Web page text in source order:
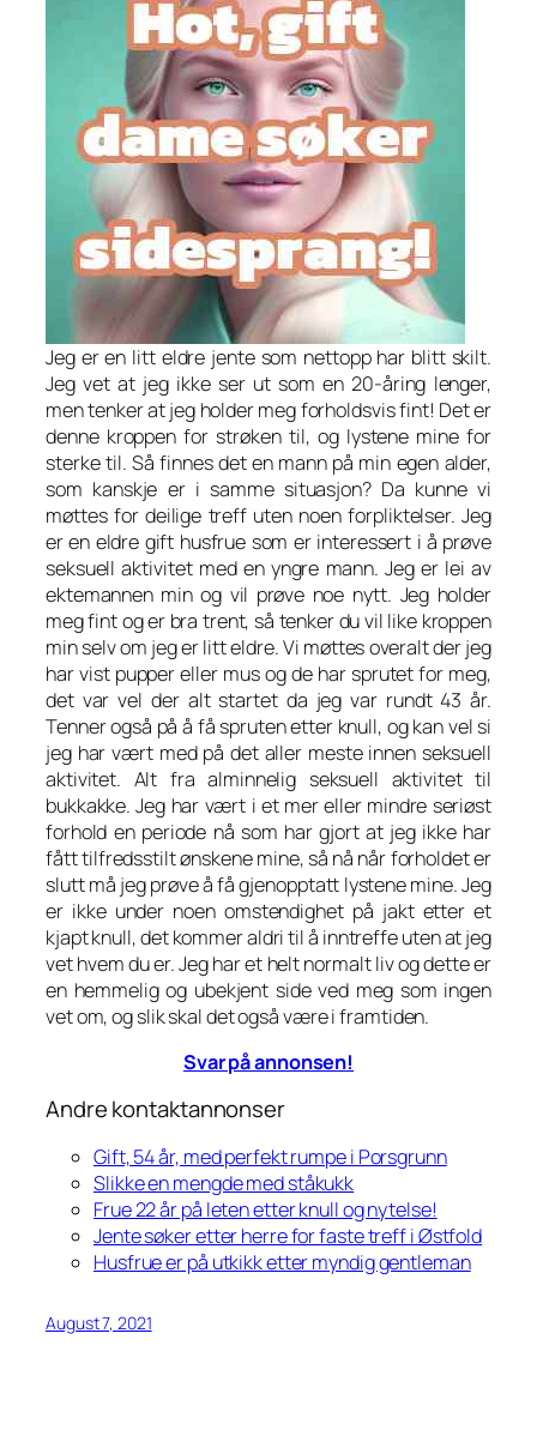
Jeg er en litt eldre jente som nettopp har blitt skilt.
Jeg vet at jeg ikke ser ut som en 20-åring lenger,
men tenker at jeg holder meg forholdsvis fint! Det er
denne kroppen for strøken til, og lystene mine for
sterke til. Så finnes det en mann på min egen alder,
som kanskje er i samme situasjon? Da kunne vi
møttes for deilige treff uten noen forpliktelser. Jeg
er en eldre gift husfrue som er interessert i å prøve
seksuell aktivitet med en yngre mann. Jeg er lei av
ektemannen min og vil prøve noe nytt. Jeg holder
meg fint og er bra trent, så tenker du vil like kroppen
min selv om jeg er litt eldre. Vi møttes overalt der jeg
har vist pupper eller mus og de har sprutet for meg,
det var vel der alt startet da jeg var rundt 43 år.
Tenner også på å få spruten etter knull, og kan vel si
jeg har vært med på det aller meste innen seksuell
aktivitet. Alt fra alminnelig seksuell aktivitet til
bukkakke. Jeg har vært i et mer eller mindre seriøst
forhold en periode nå som har gjort at jeg ikke har
fått tilfredsstilt ønskene mine, så nå når forholdet er
slutt må jeg prøve å få gjenopptatt lystene mine. Jeg
er ikke under noen omstendighet på jakt etter et
kjapt knull, det kommer aldri til å inntreffe uten at jeg
vet hvem du er. Jeg har et helt normalt liv og dette er
en hemmelig og ubekjent side ved meg som ingen
vet om, og slik skal det også være i framtiden.
Svar på annonsen!
Andre kontaktannonser
Gift, 54 år, med perfekt rumpe i Porsgrunn
Slikke en mengde med ståkukk
Frue 22 år på leten etter knull og nytelse!
Jente søker etter herre for faste treff i Østfold
Husfrue er på utkikk etter myndig gentleman
August 7, 2021